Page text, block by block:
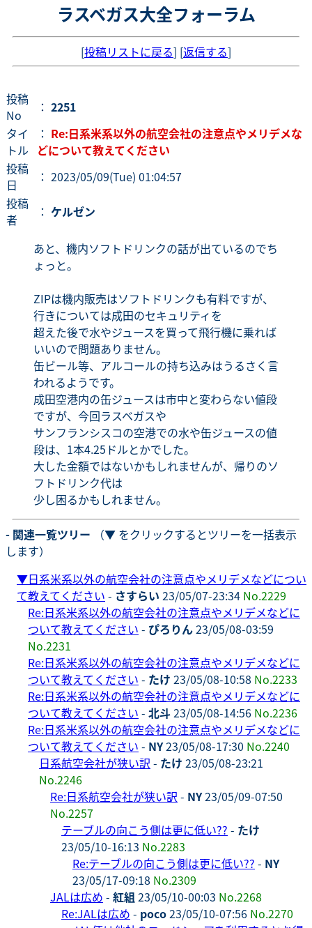
ラスベガス大全フォーラム
[投稿リストに戻る] [返信する]
投稿
No
： 2251
タイ
トル
： Re:日系米系以外の航空会社の注意点やメリデメな
どについて教えてください
投稿
日
： 2023/05/09(Tue) 01:04:57
投稿
者
： ケルゼン
あと、機内ソフトドリンクの話が出ているのでち
ょっと。
ZIPは機内販売はソフトドリンクも有料ですが、
行きについては成田のセキュリティを
超えた後で水やジュースを買って飛行機に乗れば
いいので問題ありません。
缶ビール等、アルコールの持ち込みはうるさく言
われるようです。
成田空港内の缶ジュースは市中と変わらない値段
ですが、今回ラスベガスや
サンフランシスコの空港での水や缶ジュースの値
段は、1本4.25ドルとかでした。
大した金額ではないかもしれませんが、帰りのソ
フトドリンク代は
少し困るかもしれません。
- 関連一覧ツリー （▼ をクリックするとツリーを一括表示
します）
▼日系米系以外の航空会社の注意点やメリデメなどについ
て教えてください - さすらい 23/05/07-23:34 No.2229
Re:日系米系以外の航空会社の注意点やメリデメなどに
ついて教えてください - ぴろりん23/05/08-03:59
No.2231
Re:日系米系以外の航空会社の注意点やメリデメなどに
ついて教えてください - たけ 23/05/08-10:58 No.2233
Re:日系米系以外の航空会社の注意点やメリデメなどに
ついて教えてください - 北斗23/05/08-14:56 No.2236
Re:日系米系以外の航空会社の注意点やメリデメなどに
ついて教えてください - NY23/05/08-17:30 No.2240
日系航空会社が狭い訳 - たけ 23/05/08-23:21
No.2246
Re:日系航空会社が狭い訳 - NY23/05/09-07:50
No.2257
テーブルの向こう側は更に低い?? - たけ
23/05/10-16:13 No.2283
Re:テーブルの向こう側は更に低い?? - NY
23/05/17-09:18 No.2309
JALは広め - 紅組 23/05/10-00:03 No.2268
Re:JALは広め - poco23/05/10-07:56 No.2270